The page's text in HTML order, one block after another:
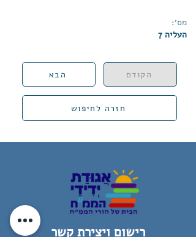
העליה 7
מס׳:
הקודם הבא
חזרה לחיפוש
רישום ויצירת קשר